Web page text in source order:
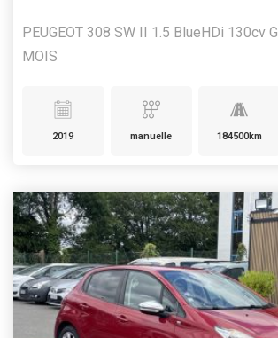
PEUGEOT 308 SW II 1.5 BlueHDi 130cv
MOIS
2019 manuelle 184500km